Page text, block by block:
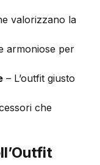
valorizzano la
armoniose per
– L’outfit giusto
che